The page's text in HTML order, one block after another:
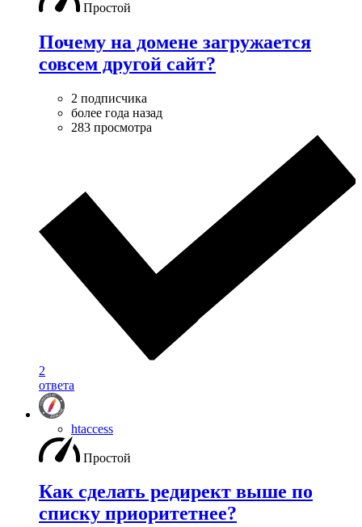
Простой
Почему на домене загружается
совсем другой сайт?
2 подписчика
более года назад
283 просмотра
2
ответа
htaccess
Простой
Как сделать редирект выше по
списку приоритетнее?